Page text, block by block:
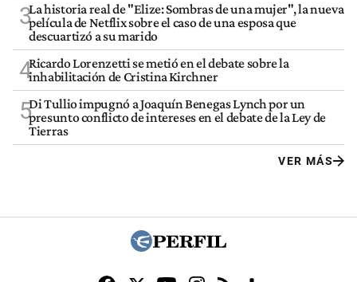
3La historia real de "Elize: Sombras de una mujer", la nueva
película de Netflix sobre el caso de una esposa que
descuartizó a su marido
4Ricardo Lorenzetti se metió en el debate sobre la
inhabilitación de Cristina Kirchner
5Di Tullio impugnó a Joaquín Benegas Lynch por un
presunto conflicto de intereses en el debate de la Ley de
Tierras
VER MÁS